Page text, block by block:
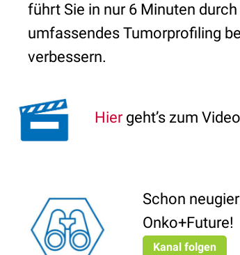
führt Sie in nur 6 Minuten durch
umfassendes Tumorprofiling
verbessern.
Hiergeht’s zum
Schon
Onko+Future!
Kanal folgen